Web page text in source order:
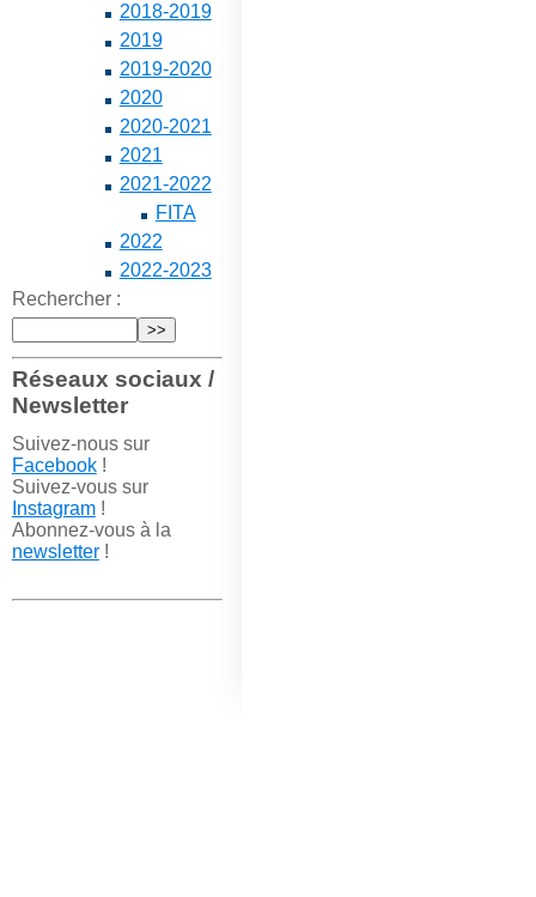
2018-2019
2019
2019-2020
2020
2020-2021
2021
2021-2022
FITA
2022
2022-2023
Rechercher :
Réseaux sociaux /
Newsletter
Suivez-nous sur
Facebook!
Suivez-vous sur
Instagram!
Abonnez-vous à la
newsletter!